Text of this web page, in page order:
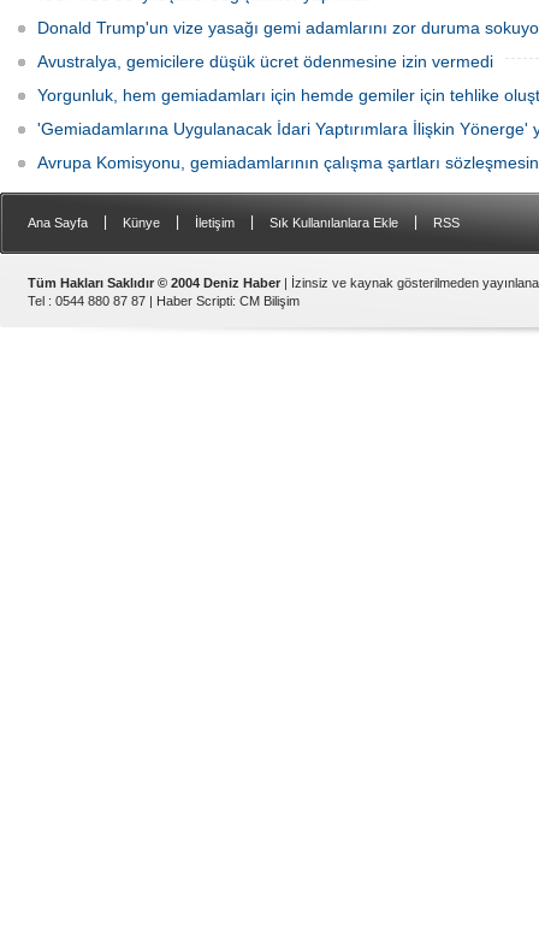
Donald Trump'un vize yasağı gemi adamlarını zor duruma
Avustralya, gemicilere düşük ücret ödenmesine izin vermedi
Yorgunluk, hem gemiadamları için hemde gemiler için tehlike
'Gemiadamlarına Uygulanacak İdari Yaptırımlara İlişkin Yönerge'
Avrupa Komisyonu, gemiadamlarının çalışma şartları
Ana Sayfa Künye İletişim Sık Kullanılanlara Ekle RSS
Tüm Hakları Saklıdır © 2004 Deniz Haber | İzinsiz ve kaynak gösterilmeden
Tel : 0544 880 87 87 | Haber Scripti: CM Bilişim